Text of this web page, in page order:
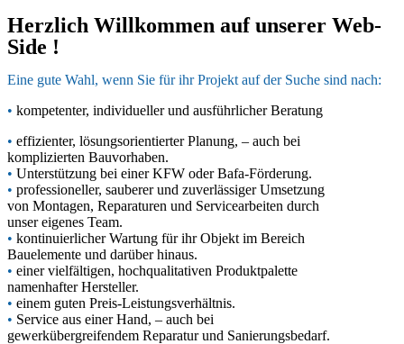
Herzlich Willkommen auf unserer Web-
Side !
Eine gute Wahl, wenn Sie für ihr Projekt auf der Suche sind nach:
• kompetenter, individueller und ausführlicher Beratung
• effizienter, lösungsorientierter Planung, – auch bei
komplizierten Bauvorhaben.
• Unterstützung bei einer KFW oder Bafa-Förderung.
• professioneller, sauberer und zuverlässiger Umsetzung
von Montagen, Reparaturen und Servicearbeiten durch
unser eigenes Team.
• kontinuierlicher Wartung für ihr Objekt im Bereich
Bauelemente und darüber hinaus.
• einer vielfältigen, hochqualitativen Produktpalette
namenhafter Hersteller.
• einem guten Preis-Leistungsverhältnis.
• Service aus einer Hand, – auch bei
gewerkübergreifendem Reparatur und Sanierungsbedarf.